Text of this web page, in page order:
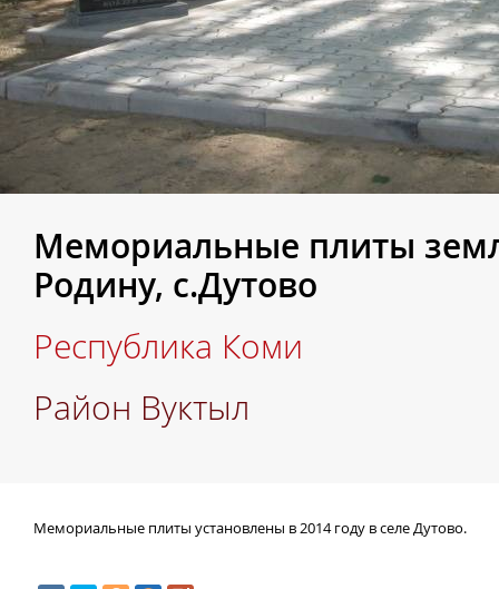
Мемориальные плиты
Родину, с.Дутово
Республика Коми
Район Вуктыл
Мемориальные плиты установлены в 2014 году в селе Дутово.